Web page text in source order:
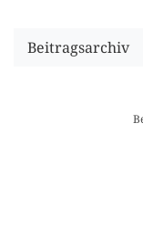
Beitragsarchiv